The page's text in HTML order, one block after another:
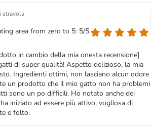
stravola
area from zero to 5: 5/5
in cambio della mia onesta recensione]
di super qualità! Aspetto delizioso, la mia
Ingredienti ottimi, non lasciano alcun odore
un prodotto che il mio gatto non ha problemi
sono un po difficili. Ho notato anche dei
iniziato ad essere più attivo, vogliosa di
e folto.